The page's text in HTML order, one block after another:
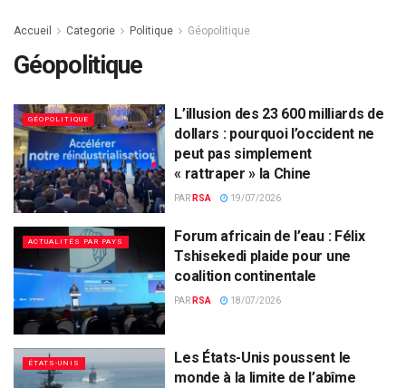
Accueil Categorie Politique Géopolitique
Géopolitique
GÉOPOLITIQUE
L’illusion des 23 600 milliards de
dollars : pourquoi l’occident ne
peut pas simplement
« rattraper » la Chine
PAR RSA 19/07/2026
ACTUALITÉS PAR PAYS
Forum africain de l’eau : Félix
Tshisekedi plaide pour une
coalition continentale
PAR RSA 18/07/2026
ÉTATS-UNIS
Les États-Unis poussent le
monde à la limite de l’abîme